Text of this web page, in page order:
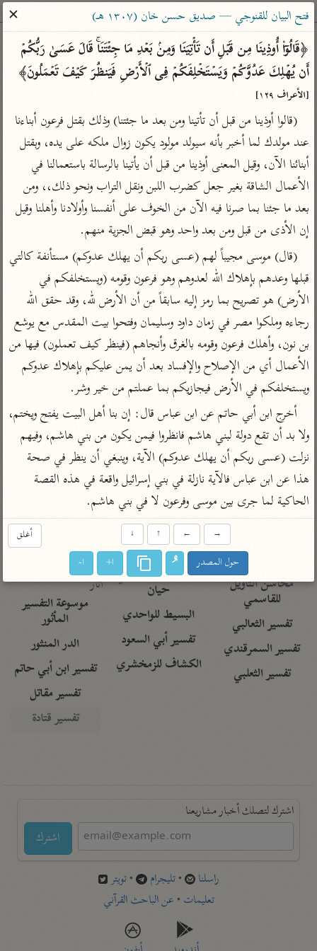
ساهم معنا في نشر القرآن والعلم الشرعي
الباحث القرآني
بحث تفسير علوم مصاحف معاجم
Type 2 or more characters for results.
Type 1 or more
characters for results.
أمّهات
تفسير الطبري
تفسير ابن كثير
تفسير القرطبي
تفسير البغوي
جمع الأقوال
تفسير ابن الجوزي
تفسير الماوردي
منتقاة
تفسير ابن القيم
تفسير ابن تيمية
عامّة
تفسير مكّي
محاسن التأويل
للقاسمي
تفسير الثعالبي
تفسير السمرقندي
تفسير الثعلبي
عامّة
فتح البيان للقنوجي
فتح القدير للشوكاني
تفسير ابن جزي
موسوعات
تفسير الآلوسي
تفسير الرازي
أخرى
أضواء البيان
نظم الدرر للبقاعي
لغة وبلاغة
التحرير والتنوير
المحرر الوجيز لابن
عطية
البحر المحيط لأبي
حيان
البسيط للواحدي
تفسير أبي السعود
الكشاف للزمخشري
معاصرة
الميسر
تفسير السعدي
أيسر التفاسير
القرآن – تدبر وعمل
تفسير ابن عثيمين
مركَّزة العبارة
تفسير الجلالين
جامع البيان للإيجي
تفسير البيضاوي
تفسير النسفي
الوجيز للواحدي
تفسير ابن أبي زمنين
آثار
موسوعة التفسير
المأثور
الدر المنثور
تفسير ابن أبي حاتم
تفسير مقاتل
تفسير قتادة
اشترك لتصلك أخبار مشاريعنا
اشترك
راسلنا •تليجرام •تويتر
تعليمات •عن الباحث القرآني
فتح البيان للقنوجي — صديق حسن خان (١٣٠٧ هـ)
✕
أَن یُهۡلِكَ عَدُوَّكُمۡ وَیَسۡتَخۡلِفَكُمۡ فِی ٱلۡأَرۡضِ فَیَنظُرَ كَیۡفَ تَعۡمَلُونَ﴾
[الأعراف ١٢٩]
إن الأذى من قبل ومن بعد واحد وهو قبض الجزية منهم.
ويستخلفكم في الأرض فيجازيكم بما عملتم من خير وشر.
الحاكية لما جرى بين موسى وفرعون لا في بني هاشم.
أغلق →
←
↑
↓
حول المصدر ا+ ا-